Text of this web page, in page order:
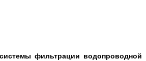
фильтрации водопроводной